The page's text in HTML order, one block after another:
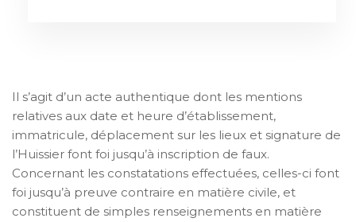
Il s’agit d’un acte authentique dont les mentions
relatives aux date et heure d’établissement,
immatricule, déplacement sur les lieux et signature de
l’Huissier font foi jusqu’à inscription de faux.
Concernant les constatations effectuées, celles-ci font
foi jusqu’à preuve contraire en matière civile, et
constituent de simples renseignements en matière